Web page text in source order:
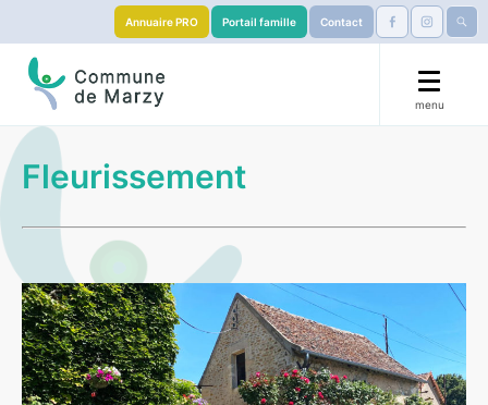
Annuaire PRO Portail famille Contact
Démarches
Éducation
S’installer
menu
Fleurissement